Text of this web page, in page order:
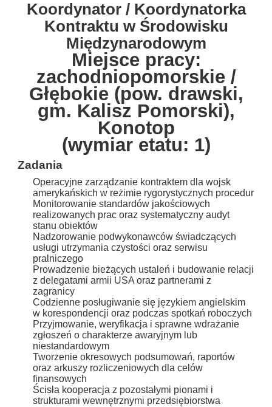
Koordynator / Koordynatorka
Kontraktu w Środowisku
Międzynarodowym
Miejsce pracy:
zachodniopomorskie /
Głębokie (pow. drawski,
gm. Kalisz Pomorski),
Konotop
(wymiar etatu: 1)
Zadania
Operacyjne zarządzanie kontraktem dla wojsk
amerykańskich w reżimie rygorystycznych procedur
Monitorowanie standardów jakościowych
realizowanych prac oraz systematyczny audyt
stanu obiektów
Nadzorowanie podwykonawców świadczących
usługi utrzymania czystości oraz serwisu
pralniczego
Prowadzenie bieżących ustaleń i budowanie relacji
z delegatami armii USA oraz partnerami z
zagranicy
Codzienne posługiwanie się językiem angielskim
w korespondencji oraz podczas spotkań roboczych
Przyjmowanie, weryfikacja i sprawne wdrażanie
zgłoszeń o charakterze awaryjnym lub
niestandardowym
Tworzenie okresowych podsumowań, raportów
oraz arkuszy rozliczeniowych dla celów
finansowych
Ścisła kooperacja z pozostałymi pionami i
strukturami wewnętrznymi przedsiębiorstwa